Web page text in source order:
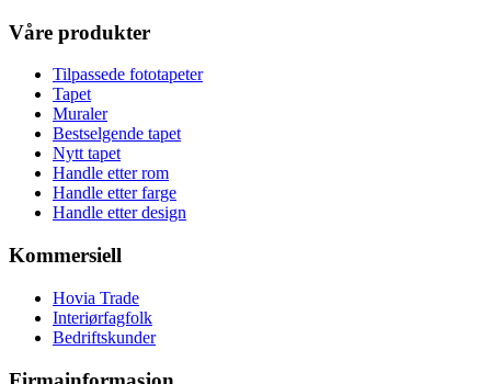
Våre produkter
Tilpassede fototapeter
Tapet
Muraler
Bestselgende tapet
Nytt tapet
Handle etter rom
Handle etter farge
Handle etter design
Kommersiell
Hovia Trade
Interiørfagfolk
Bedriftskunder